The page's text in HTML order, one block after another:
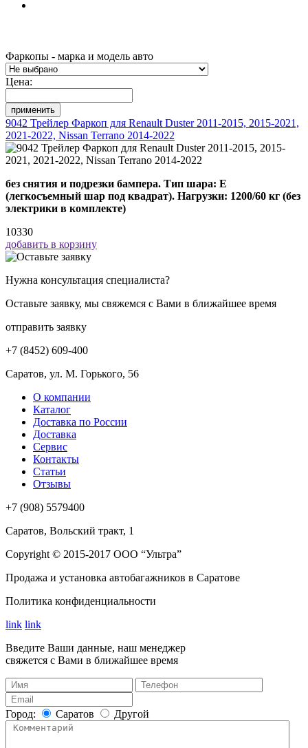
Фаркопы - марка и модель авто
Цена:
9042 Трейлер Фаркоп для Renault Duster 2011-2015, 2015-2021,
2021-2022, Nissan Terrano 2014-2022
без снятия и подрезки бампера. Тип шара: E
(легкосъемный шар под квадрат). Нагрузки: 1200/60 кг (без
электрики в комплекте)
10330
добавить в корзину
Нужна консультация специалиста?
Оставьте заявку, мы свяжемся с Вами в ближайшее время
отправить заявку
+7 (8452) 609-400
Саратов, ул. М. Горького, 56
О компании
Каталог
Доставка по России
Доставка
Сервис
Контакты
Статьи
Отзывы
+7 (908) 5579400
Саратов, Вольский тракт, 1
Сopyright © 2015-2017 ООО “Ультра”
Продажа и установка автобагажников в Саратове
Политика конфиденциальности
link link
Введите Ваши данные, наш менеджер
свяжется с Вами в ближайшее время
Город: Саратов Другой